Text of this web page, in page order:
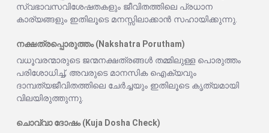
സ്വഭാവസവിശേഷതകളും ജീവിതത്തിലെ പ്രധാന
കാര്യങ്ങളും ഇതിലൂടെ മനസ്സിലാക്കാൻ സഹായിക്കുന്നു.
നക്ഷത്രപ്പൊരുത്തം (Nakshatra Porutham)
വധൂവരന്മാരുടെ ജന്മനക്ഷത്രങ്ങൾ തമ്മിലുള്ള പൊരുത്തം
പരിശോധിച്ച്, അവരുടെ മാനസിക ഐക്യവും
ദാമ്പത്യജീവിതത്തിലെ ചേർച്ചയും ഇതിലൂടെ കൃത്യമായി
വിലയിരുത്തുന്നു.
ചൊവ്വാ ദോഷം (Kuja Dosha Check)